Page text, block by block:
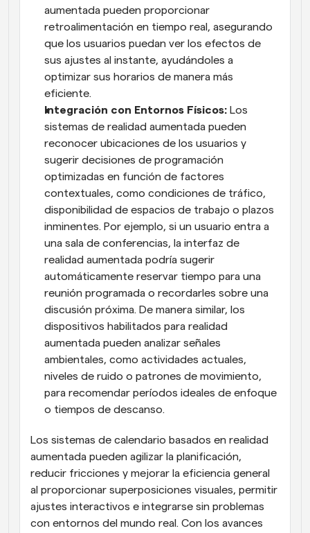
aumentada pueden proporcionar
retroalimentación en tiempo real, asegurando
que los usuarios puedan ver los efectos de
sus ajustes al instante, ayudándoles a
optimizar sus horarios de manera más
eficiente.
Integración con Entornos Físicos: Los
sistemas de realidad aumentada pueden
reconocer ubicaciones de los usuarios y
sugerir decisiones de programación
optimizadas en función de factores
contextuales, como condiciones de tráfico,
disponibilidad de espacios de trabajo o plazos
inminentes. Por ejemplo, si un usuario entra a
una sala de conferencias, la interfaz de
realidad aumentada podría sugerir
automáticamente reservar tiempo para una
reunión programada o recordarles sobre una
discusión próxima. De manera similar, los
dispositivos habilitados para realidad
aumentada pueden analizar señales
ambientales, como actividades actuales,
niveles de ruido o patrones de movimiento,
para recomendar períodos ideales de enfoque
o tiempos de descanso.
Los sistemas de calendario basados en realidad
aumentada pueden agilizar la planificación,
reducir fricciones y mejorar la eficiencia general
al proporcionar superposiciones visuales, permitir
ajustes interactivos e integrarse sin problemas
con entornos del mundo real. Con los avances